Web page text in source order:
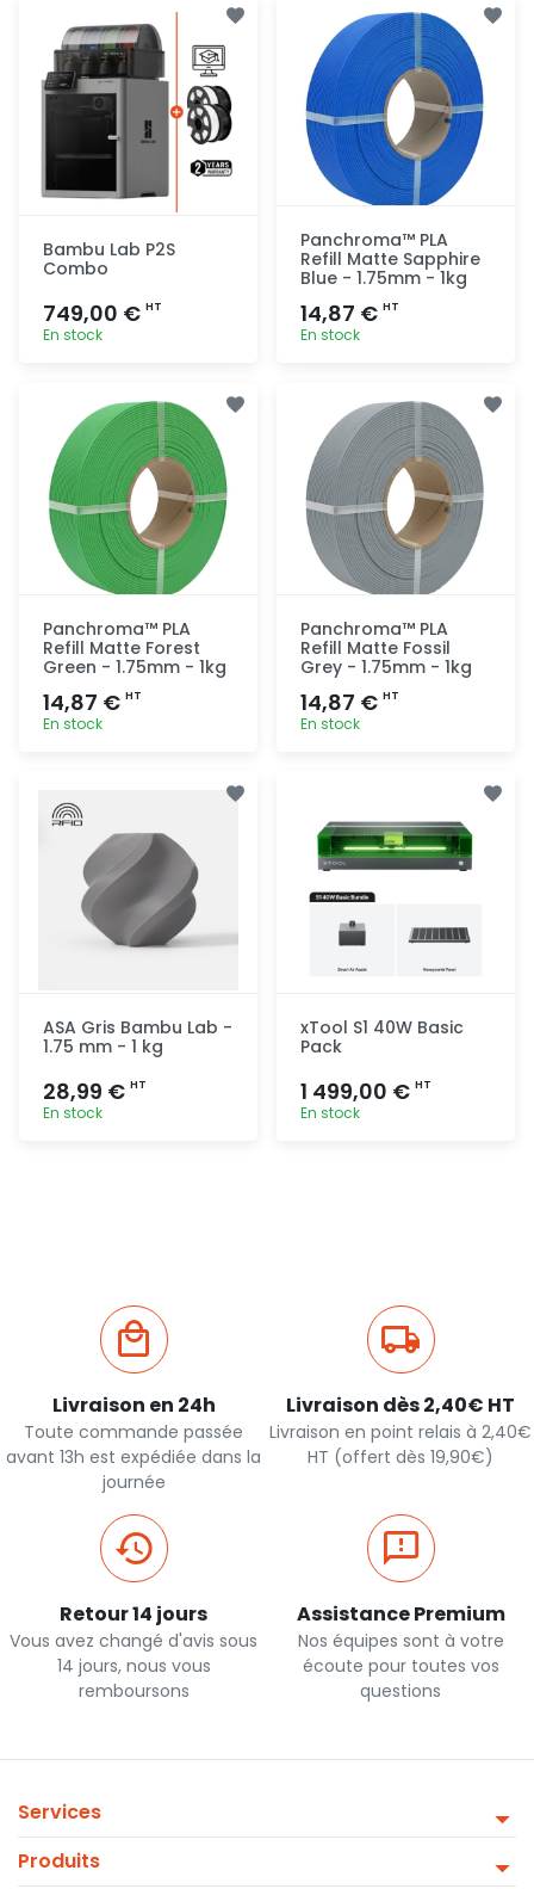
rapide
rapide
Bambu Lab P2S
Combo
749,00 € HT
En stock
rapide
Panchroma™ PLA
Refill Matte Sapphire
Blue - 1.75mm - 1kg
14,87 € HT
En stock
rapide
Panchroma™ PLA
Refill Matte Forest
Green - 1.75mm - 1kg
14,87 € HT
En stock
Panchroma™ PLA
Refill Matte Fossil
Grey - 1.75mm - 1kg
14,87 € HT
En stock
ASA Gris Bambu Lab -
1.75 mm - 1 kg
28,99 € HT
En stock
xTool S1 40W Basic
Pack
1 499,00 € HT
En stock
Livraison en 24h
Toute commande passée
avant 13h est expédiée dans la
journée
Livraison dès 2,40€ HT
Livraison en point relais à 2,40€
HT (offert dès 19,90€)
Retour 14 jours
Vous avez changé d'avis sous
14 jours, nous vous
remboursons
Assistance Premium
Nos équipes sont à votre
écoute pour toutes vos
questions
Services
Produits